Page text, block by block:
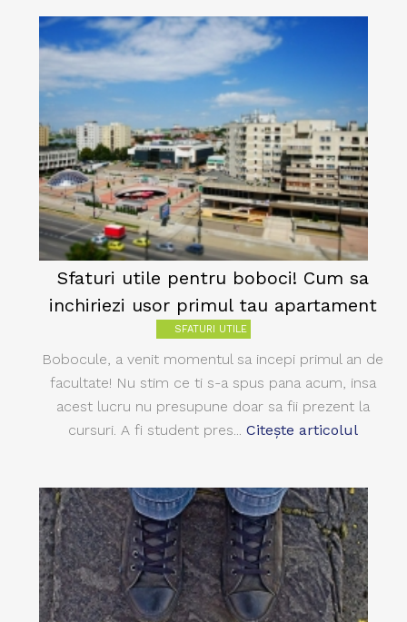
Sfaturi utile pentru boboci! Cum sa
inchiriezi usor primul tau apartament
SFATURI UTILE
Bobocule, a venit momentul sa incepi primul an de
facultate! Nu stim ce ti s-a spus pana acum, insa
acest lucru nu presupune doar sa fii prezent la
cursuri. A fi student pres... Citește articolul